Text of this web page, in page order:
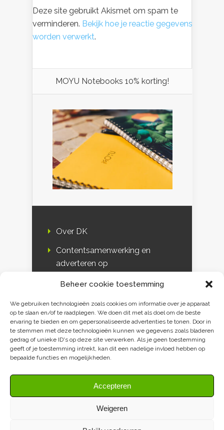
Beheer cookie toestemming
We gebruiken technologieën zoals cookies om informatie over je apparaat
op te slaan en/of te raadplegen. We doen dit met als doel om de beste
ervaring te bieden en om gepersonaliseerde advertenties te tonen. Door in
te stemmen met deze technologieën kunnen we gegevens zoals bladeren
gedrag of unieke ID's op deze site verwerken. Als je geen toestemming
geeft of je toestemming intrekt, kan dit een nadelige invloed hebben op
bepaalde functies en mogelijkheden.
Accepteren
Weigeren
Deze site gebruikt Akismet om spam te
verminderen. Bekijk hoe je reactie gegevens
worden verwerkt.
MOYU Notebooks 10% korting!
Over DK
Contentsamenwerking en
adverteren op
DK & media
Disclaimer
Privacy verklaring